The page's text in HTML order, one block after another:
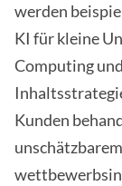
werden
KI für kleine
Computing
Kunden